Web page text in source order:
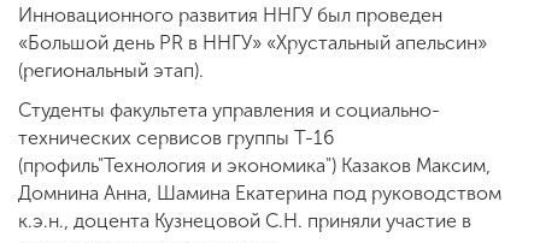
Инновационного развития ННГУ был проведен
«Большой день PR в ННГУ» «Хрустальный апельсин»
(региональный этап).
Студенты факультета управления и социально-
технических сервисов группы Т-16
(профиль"Технология и экономика") Казаков Максим,
Домнина Анна, Шамина Екатерина под руководством
к.э.н., доцента Кузнецовой С.Н. приняли участие в